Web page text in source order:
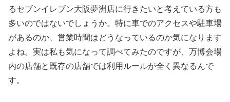
るセブンイレブン大阪夢洲店に行きたいと考えている方も
多いのではないでしょうか。特に車でのアクセスや駐車場
があるのか、営業時間はどうなっているのか気になります
よね。実は私も気になって調べてみたのですが、万博会場
内の店舗と既存の店舗では利用ルールが全く異なるんで
す。